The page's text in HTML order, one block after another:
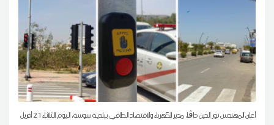
أعلن المهندس نور الدين داڨا، مدير الكهرباء والاقتصاد الطاقي ببلدية سوسة، اليوم الثلاثاء 21 أفريل